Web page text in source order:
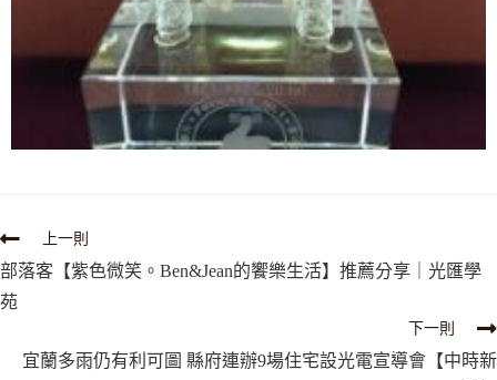
上一則
部落客【紫色微笑。Ben&Jean的饗樂生活】推薦分享｜光匯學
苑
下一則
宜蘭多雨仍有利可圖 縣府連辦9場住宅設光電宣導會【中時新